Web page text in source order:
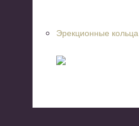
Эрекционные кольца